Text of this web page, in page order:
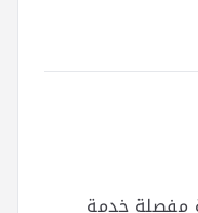
مفصلة خدمة